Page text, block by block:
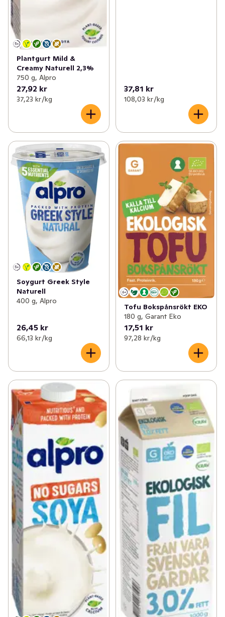
Plantgurt Mild &
Creamy Naturell 2,3%
750 g, Alpro
27,92 kr
37,23 kr /kg
37,81 kr
108,03 kr /kg
Soygurt Greek Style
Naturell
400 g, Alpro
26,45 kr
66,13 kr /kg
Tofu Bokspånsrökt EKO
180 g, Garant Eko
17,51 kr
97,28 kr /kg